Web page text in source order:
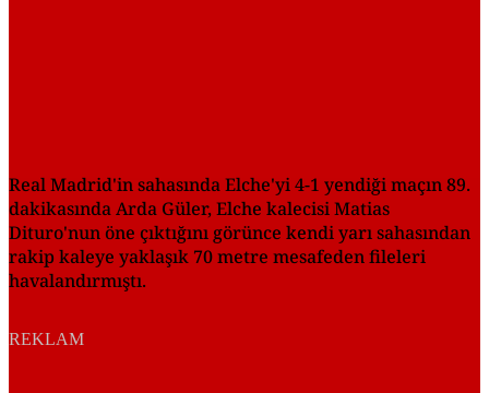
Real Madrid'in sahasında Elche'yi 4-1 yendiği maçın 89.
dakikasında Arda Güler, Elche kalecisi Matias
Dituro'nun öne çıktığını görünce kendi yarı sahasından
rakip kaleye yaklaşık 70 metre mesafeden fileleri
havalandırmıştı.
REKLAM